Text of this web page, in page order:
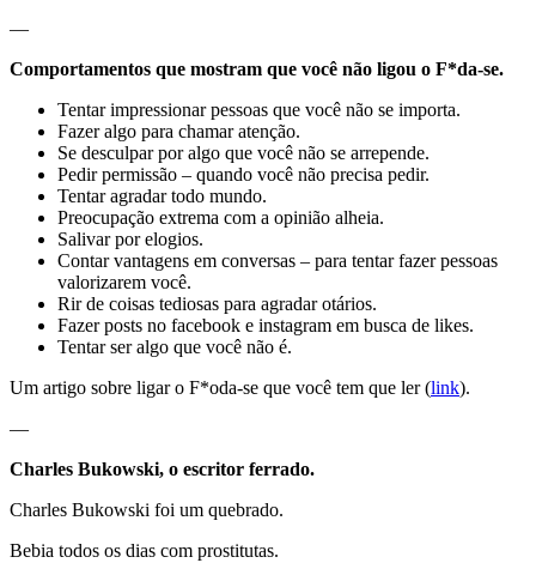
—
Comportamentos que mostram que você não ligou o F*da-se.
Tentar impressionar pessoas que você não se importa.
Fazer algo para chamar atenção.
Se desculpar por algo que você não se arrepende.
Pedir permissão – quando você não precisa pedir.
Tentar agradar todo mundo.
Preocupação extrema com a opinião alheia.
Salivar por elogios.
Contar vantagens em conversas – para tentar fazer pessoas
valorizarem você.
Rir de coisas tediosas para agradar otários.
Fazer posts no facebook e instagram em busca de likes.
Tentar ser algo que você não é.
Um artigo sobre ligar o F*oda-se que você tem que ler (link).
—
Charles Bukowski, o escritor ferrado.
Charles Bukowski foi um quebrado.
Bebia todos os dias com prostitutas.